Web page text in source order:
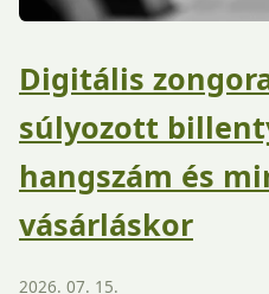
Digitális
súlyozott
hangszám és
vásárláskor
2026. 07. 15.